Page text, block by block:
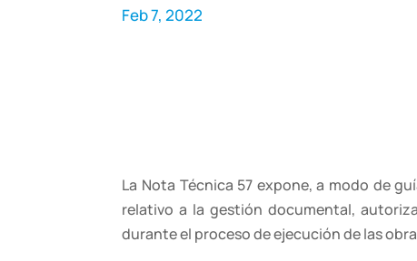
Feb 7, 2022
La Nota Técnica 57 expone, a modo de
relativo a la gestión documental,
durante el proceso de ejecución de las